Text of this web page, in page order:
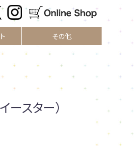
その他
ースター）